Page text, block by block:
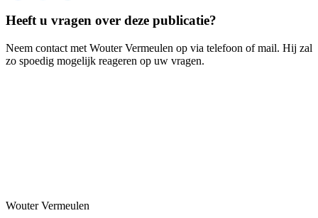
Heeft u vragen over deze publicatie?
Neem contact met Wouter Vermeulen op via telefoon of mail. Hij zal
zo spoedig mogelijk reageren op uw vragen.
Wouter Vermeulen